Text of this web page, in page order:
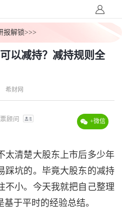
减下载>>>
报解锁>>>
个名额>>>
费更新>>>
以减持？减持规则全
希财网
顾问 +微信
太清楚大股东上市后多少年
踩坑的。毕竟大股东的减持
不小。今天我就把自己整理
于平时的经验总结。